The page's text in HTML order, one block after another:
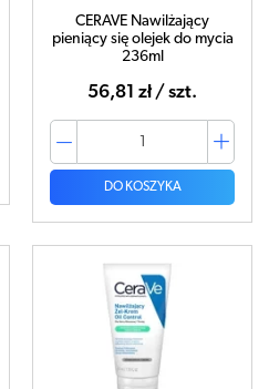
CERAVE Nawilżający
pieniący się olejek do mycia
236ml
56,81 zł / szt.
DO KOSZYKA